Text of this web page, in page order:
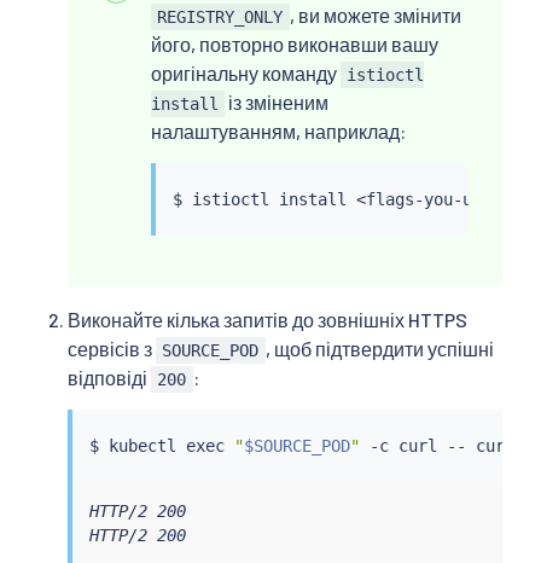
REGISTRY_ONLY , ви можете змінити
його, повторно виконавши вашу
оригінальну команду istioctl
install
із зміненим
налаштуванням, наприклад:
$ istioctl install <flags-you-used-
Виконайте кілька запитів до зовнішніх HTTPS
сервісів з SOURCE_POD , щоб підтвердити успішні
відповіді
200 :
$ kubectl exec "$SOURCE_POD" -c curl -- curl
HTTP/2 200
HTTP/2 200